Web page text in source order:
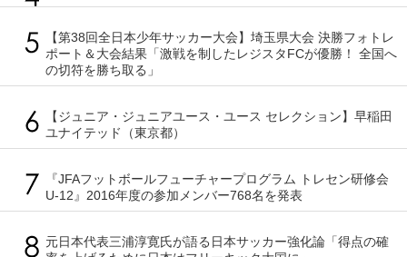
【第38回全日本少年サッカー大会】埼玉県大会 決勝フォトレ
ポート＆大会結果「激戦を制したレジスタFCが優勝！ 全国へ
の切符を勝ち取る」
【ジュニア・ジュニアユース・ユース セレクション】早稲田
ユナイテッド（東京都）
『JFAフットボールフューチャープログラム トレセン研修会
U-12』2016年度の参加メンバー768名を発表
元日本代表三浦淳寛氏が語る日本サッカー強化論「得点の確